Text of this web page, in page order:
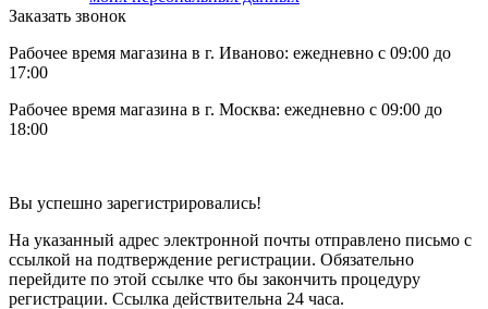
Заказать звонок
Рабочее время магазина в г. Иваново: ежедневно с 09:00 до
17:00
Рабочее время магазина в г. Москва: ежедневно с 09:00 до
18:00
Вы успешно зарегистрировались!
На указанный адрес электронной почты отправлено письмо с
ссылкой на подтверждение регистрации. Обязательно
перейдите по этой ссылке что бы закончить процедуру
регистрации. Ссылка действительна 24 часа.